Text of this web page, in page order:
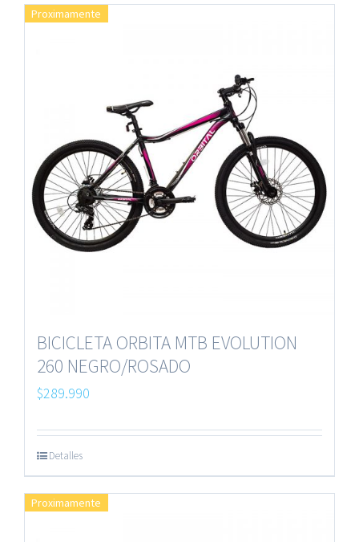
Proximamente
BICICLETA ORBITA MTB EVOLUTION
260 NEGRO/ROSADO
$289.990
Detalles
Proximamente